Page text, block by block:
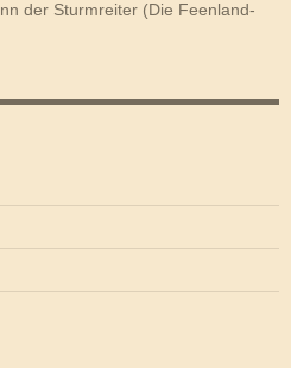
der Sturmreiter (Die Feenland-